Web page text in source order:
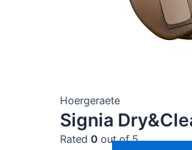
Hoergeraete
Signia
Rated 0out of 5